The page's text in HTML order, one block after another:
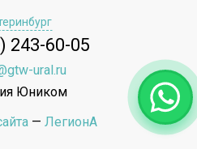
243-60-05
ural.ru
Юником
— ЛегионА